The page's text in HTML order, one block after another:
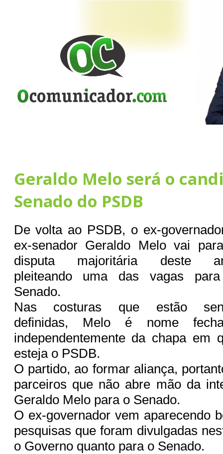
Geraldo Melo será o
Senado do PSDB
De volta ao PSDB, o ex-
ex-senador Geraldo Melo vai
disputa majoritária deste
pleiteando uma das vagas
Senado.
Nas costuras que estão
definidas, Melo é nome
independentemente da chapa em
esteja o PSDB.
O partido, ao formar aliança,
parceiros que não abre mão da
Geraldo Melo para o Senado.
O ex-governador vem aparecendo
pesquisas que foram divulgadas
o Governo quanto para o Senado.